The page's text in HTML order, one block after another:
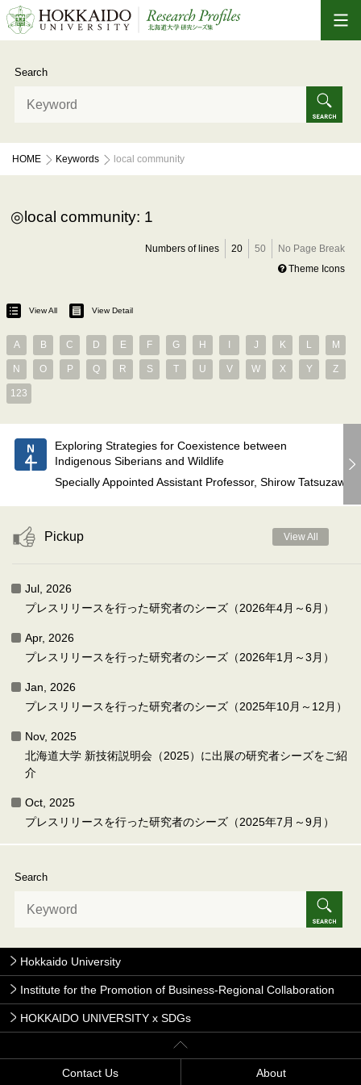
Search
HOME Keywords local community
local community: 1
Numbers of lines 20 50
No Page Break
Theme Icons
View All View Detail
A B C D E F G H J K L M
N O P Q R S T U V W X Y Z
123
Exploring Strategies for Coexistence between
Indigenous Siberians and Wildlife
Specially Appointed Assistant Professor, Shirow Tatsuzawa
Pickup View All
Jul, 2026
プレスリリースを行った研究者のシーズ（2026年4月～6月）
Apr, 2026
プレスリリースを行った研究者のシーズ（2026年1月～3月）
Jan, 2026
プレスリリースを行った研究者のシーズ（2025年10月～12月）
Nov, 2025
北海道大学 新技術説明会（2025）に出展の研究者シーズをご紹
介
Oct, 2025
プレスリリースを行った研究者のシーズ（2025年7月～9月）
Search
Hokkaido University
Institute for the Promotion of Business-Regional Collaboration
HOKKAIDO UNIVERSITY x SDGs
Contact Us About